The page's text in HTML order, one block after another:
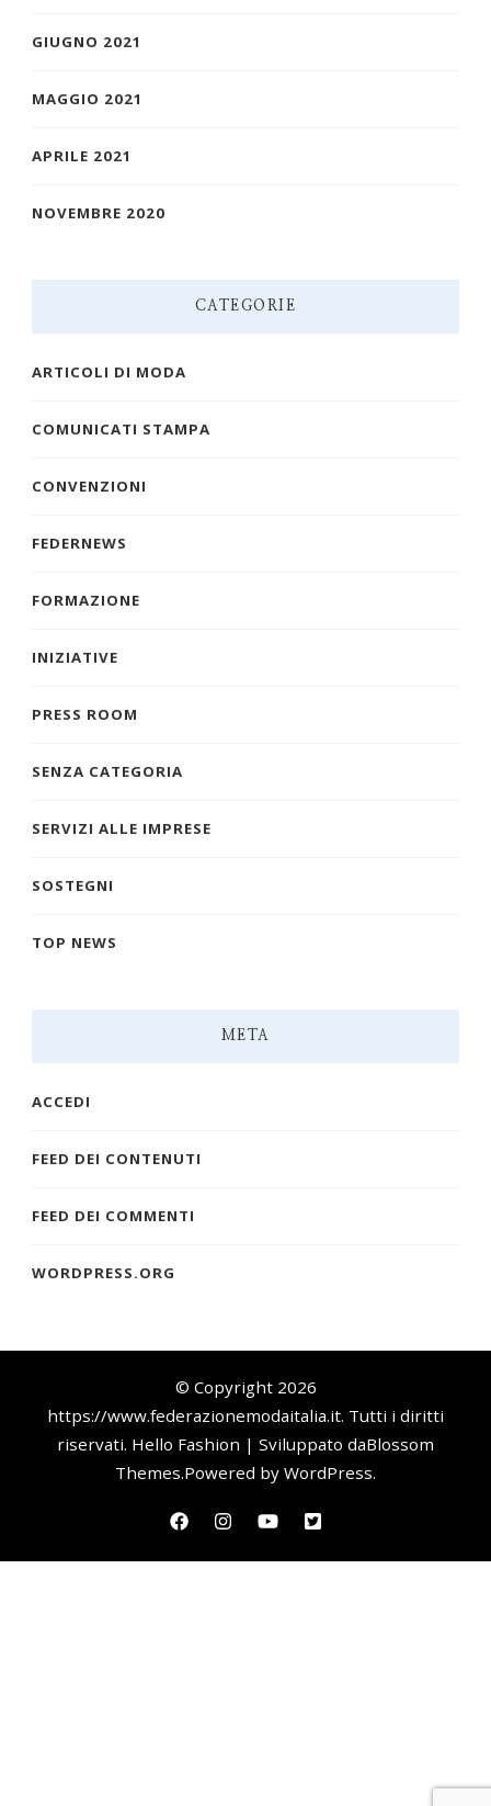
GIUGNO 2021
MAGGIO 2021
APRILE 2021
NOVEMBRE 2020
CATEGORIE
ARTICOLI DI MODA
COMUNICATI STAMPA
CONVENZIONI
FEDERNEWS
FORMAZIONE
INIZIATIVE
PRESS ROOM
SENZA CATEGORIA
SERVIZI ALLE IMPRESE
SOSTEGNI
TOP NEWS
META
ACCEDI
FEED DEI CONTENUTI
FEED DEI COMMENTI
WORDPRESS.ORG
© Copyright 2026
https://www.federazionemodaitalia.it. Tutti i diritti
riservati. Hello Fashion | Sviluppato daBlossom
Themes.Powered by WordPress.